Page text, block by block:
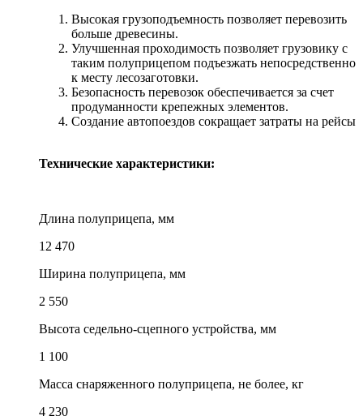
Высокая грузоподъемность позволяет перевозить
больше древесины.
Улучшенная проходимость позволяет грузовику с
таким полуприцепом подъезжать непосредственно
к месту лесозаготовки.
Безопасность перевозок обеспечивается за счет
продуманности крепежных элементов.
Создание автопоездов сокращает затраты на рейсы
Технические характеристики:
Длина полуприцепа, мм
12 470
Ширина полуприцепа, мм
2 550
Высота седельно-сцепного устройства, мм
1 100
Масса снаряженного полуприцепа, не более, кг
4 230